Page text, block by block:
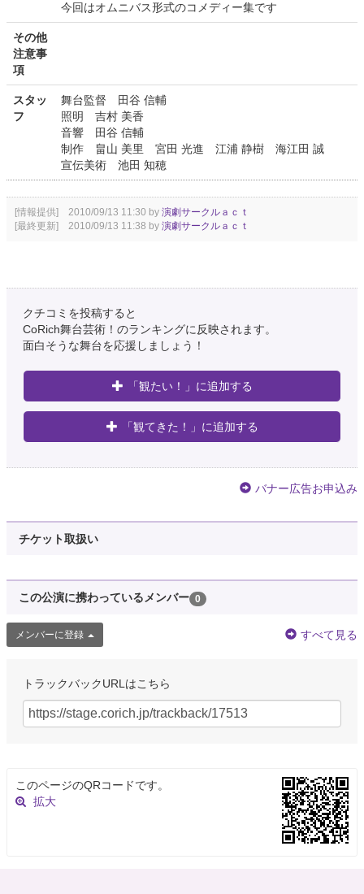
今回はオムニバス形式のコメディー集です
その他
注意事
項
スタッ
フ
舞台監督 田谷 信輔
照明 吉村 美香
音響 田谷 信輔
制作 畠山 美里 宮田 光進 江浦 静樹 海江田 誠
宣伝美術 池田 知穂
[情報提供] 2010/09/13 11:30 by 演劇サークルａｃｔ
[最終更新] 2010/09/13 11:38 by 演劇サークルａｃｔ
クチコミを投稿すると
CoRich舞台芸術！のランキングに反映されます。
面白そうな舞台を応援しましょう！
「観たい！」に追加する
「観てきた！」に追加する
バナー広告お申込み
チケット取扱い
この公演に携わっているメンバー 0
メンバーに登録 すべて見る
トラックバックURLはこちら
このページのQRコードです。
拡大